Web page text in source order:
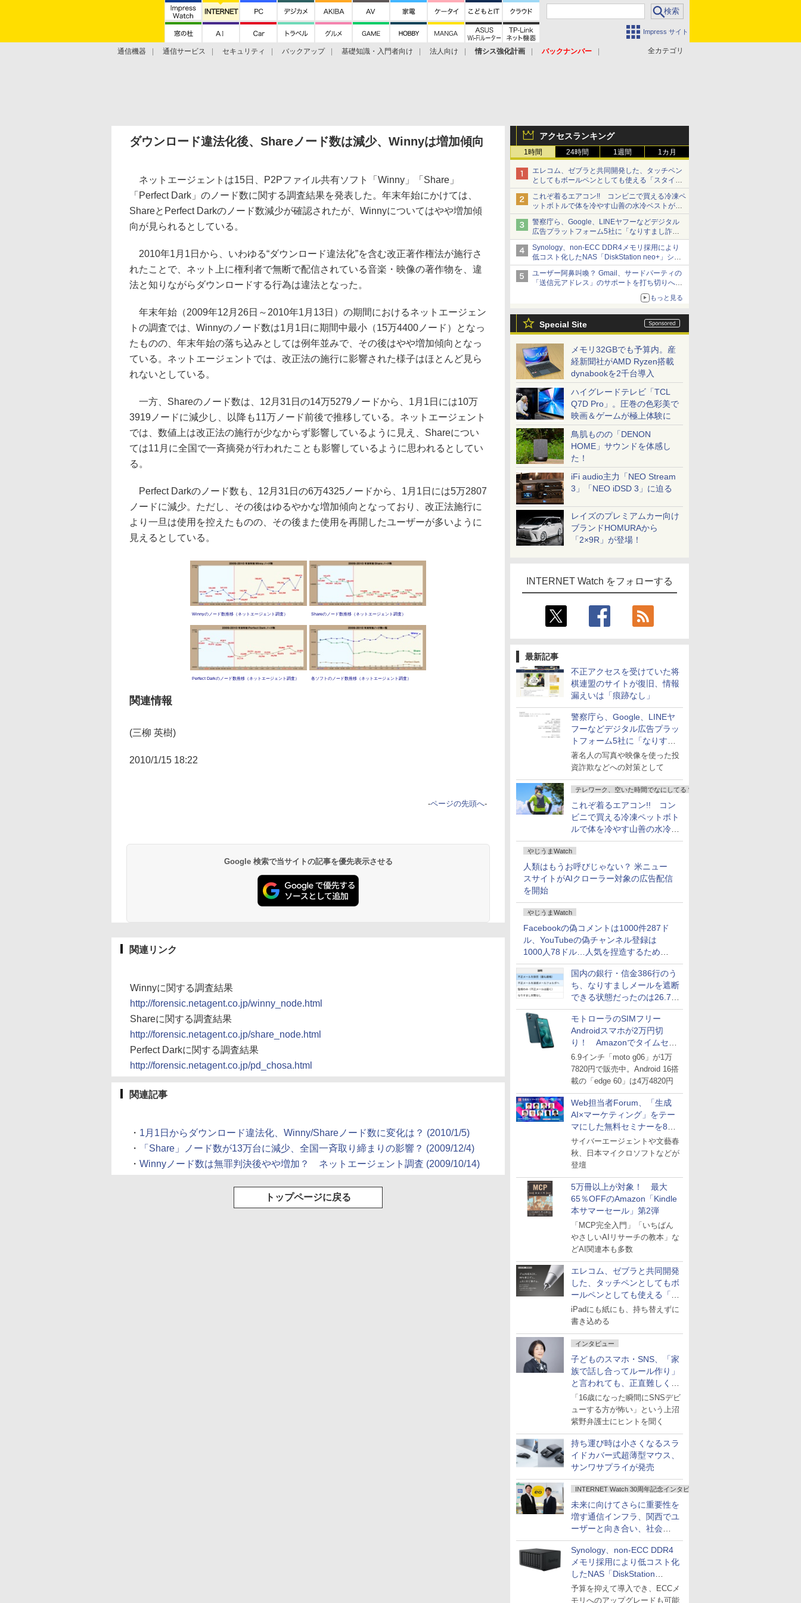
Impress サイト
全カテゴリ
通信機器 通信サービス セキュリティ バックアップ 基礎知識・入門者向け 法人向け 情シス強化計画
バックナンバー
アクセスランキング
1時間 24時間 1週間 1カ月
エレコム、ゼブラと共同開発した、タッチペン
としてもボールペンとしても使える「スタイラ
スツーウェイ」発売 iPadにも紙にも、持ち替
えずに書き込める
これぞ着るエアコン!! コンビニで買える冷凍ペ
ットボトルで体を冷やす山善の水冷ベストがロ
ードバイクにちょうどいい【ぼっち・ざ・ろー
ど！その14】【空いた時間でなにしてる？】
警察庁ら、Google、LINEヤフーなどデジタル
広告プラットフォーム5社に「なりすまし詐欺
広告」対策強化を要請 著名人の写真や映像を
使った投資詐欺などへの対策として
Synology、non-ECC DDR4メモリ採用により
低コスト化したNAS「DiskStation neo+」シリ
ーズ 予算を抑えて導入でき、ECCメモリへの
アップグレードも可能
ユーザー阿鼻叫喚？ Gmail、サードパーティの
「送信元アドレス」のサポートを打ち切りへ
もっと見る
Special Site
メモリ32GBでも予算内。産
経新聞社がAMD Ryzen搭載
dynabookを2千台導入
ハイグレードテレビ「TCL
Q7D Pro」。圧巻の色彩美で
映画＆ゲームが極上体験に
鳥肌ものの「DENON
HOME」サウンドを体感し
た！
iFi audio主力「NEO Stream
3」「NEO iDSD 3」に迫る
レイズのプレミアムカー向け
ブランドHOMURAから
「2×9R」が登場！
INTERNET Watch をフォローする
最新記事
不正アクセスを受けていた将
棋連盟のサイトが復旧、情報
漏えいは「痕跡なし」
警察庁ら、Google、LINEヤ
フーなどデジタル広告プラッ
トフォーム5社に「なりすま
し詐欺広告」対策強化を要請
著名人の写真や映像を使った投
資詐欺などへの対策として
テレワーク、空いた時間でなにしてる？
これぞ着るエアコン!! コン
ビニで買える冷凍ペットボト
ルで体を冷やす山善の水冷ベ
ストがロードバイクにちょう
どいい【ぼっち・ざ・ろー
ど！その14】
やじうまWatch
人類はもうお呼びじゃない？ 米ニュー
スサイトがAIクローラー対象の広告配信
を開始
やじうまWatch
Facebookの偽コメントは1000件287ド
ル、YouTubeの偽チャンネル登録は
1000人78ドル…人気を捏造するための
価格リストが公開中
国内の銀行・信金386行のう
ち、なりすましメールを遮断
できる状態だったのは26.7％
にとどまる～GMOブランド
セキュリティ調査
モトローラのSIMフリー
Androidスマホが2万円切
り！ Amazonでタイムセー
ル
6.9インチ「moto g06」が1万
7820円で販売中。Android 16搭
載の「edge 60」は4万4820円
Web担当者Forum、「生成
AI×マーケティング」をテー
マにした無料セミナーを8月
27日にオンライン開催
サイバーエージェントや文藝春
秋、日本マイクロソフトなどが
登壇
5万冊以上が対象！ 最大
65％OFFのAmazon「Kindle
本サマーセール」第2弾
「MCP完全入門」「いちばん
やさしいAIリサーチの教本」な
どAI関連本も多数
エレコム、ゼブラと共同開発
した、タッチペンとしてもボ
ールペンとしても使える「ス
タイラスツーウェイ」発売
iPadにも紙にも、持ち替えずに
書き込める
インタビュー
子どものスマホ・SNS、「家
族で話し合ってルール作り」
と言われても、正直難しくな
いですか？
「16歳になった瞬間にSNSデビ
ューする方が怖い」という上沼
紫野弁護士にヒントを聞く
持ち運び時は小さくなるスラ
イドカバー式超薄型マウス、
サンワサプライが発売
INTERNET Watch 30周年記念インタビュー
未来に向けてさらに重要性を
増す通信インフラ、関西でユ
ーザーと向き合い、社会
の“あたらしい”を起動し続け
る～オプテージ
Synology、non-ECC DDR4
メモリ採用により低コスト化
したNAS「DiskStation
neo+」シリーズ
予算を抑えて導入でき、ECCメ
モリへのアップグレードも可能
ダウンロード違法化後、Shareノード数は減少、Winnyは増加傾向
ネットエージェントは15日、P2Pファイル共有ソフト「Winny」「Share」
「Perfect Dark」のノード数に関する調査結果を発表した。年末年始にかけては、
ShareとPerfect Darkのノード数減少が確認されたが、Winnyについてはやや増加傾
向が見られるとしている。
2010年1月1日から、いわゆる“ダウンロード違法化”を含む改正著作権法が施行さ
れたことで、ネット上に権利者で無断で配信されている音楽・映像の著作物を、違
法と知りながらダウンロードする行為は違法となった。
年末年始（2009年12月26日～2010年1月13日）の期間におけるネットエージェン
トの調査では、Winnyのノード数は1月1日に期間中最小（15万4400ノード）となっ
たものの、年末年始の落ち込みとしては例年並みで、その後はやや増加傾向となっ
ている。ネットエージェントでは、改正法の施行に影響された様子はほとんど見ら
れないとしている。
一方、Shareのノード数は、12月31日の14万5279ノードから、1月1日には10万
3919ノードに減少し、以降も11万ノード前後で推移している。ネットエージェント
では、数値上は改正法の施行が少なからず影響しているように見え、Shareについ
ては11月に全国で一斉摘発が行われたことも影響しているように思われるとしてい
る。
Perfect Darkのノード数も、12月31日の6万4325ノードから、1月1日には5万2807
ノードに減少。ただし、その後はゆるやかな増加傾向となっており、改正法施行に
より一旦は使用を控えたものの、その後また使用を再開したユーザーが多いように
見えるとしている。
Winnyのノード数推移（ネットエージェント調査） Shareのノード数推移（ネットエージェント調査）
Perfect Darkのノード数推移（ネットエージェント調査） 各ソフトのノード数推移（ネットエージェント調査）
関連情報
(三柳 英樹)
2010/1/15 18:22
-ページの先頭へ-
Google 検索で当サイトの記事を優先表示させる
関連リンク
Winnyに関する調査結果
http://forensic.netagent.co.jp/winny_node.html
Shareに関する調査結果
http://forensic.netagent.co.jp/share_node.html
Perfect Darkに関する調査結果
http://forensic.netagent.co.jp/pd_chosa.html
関連記事
・ 1月1日からダウンロード違法化、Winny/Shareノード数に変化は？ (2010/1/5)
・
「Share」ノード数が13万台に減少、全国一斉取り締まりの影響？ (2009/12/4)
・ Winnyノード数は無罪判決後やや増加？ ネットエージェント調査 (2009/10/14)
トップページに戻る